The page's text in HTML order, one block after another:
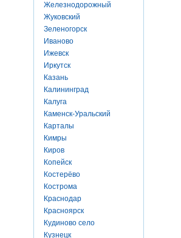
Железнодорожный
Жуковский
Зеленогорск
Иваново
Ижевск
Иркутск
Казань
Калининград
Калуга
Каменск-Уральский
Карталы
Кимры
Киров
Копейск
Костерёво
Кострома
Краснодар
Красноярск
Кудиново село
Кузнецк